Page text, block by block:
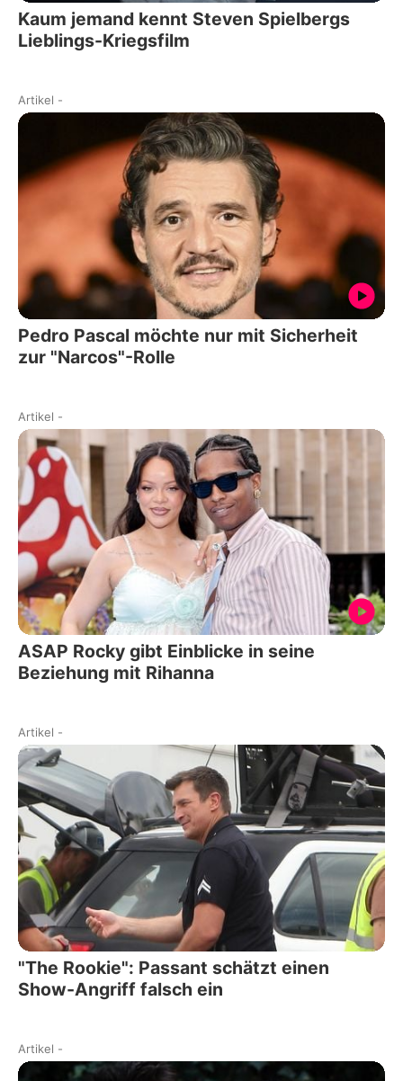
Kaum jemand kennt Steven Spielbergs
Lieblings-Kriegsfilm
Artikel -
Pedro Pascal möchte nur mit Sicherheit
zur "Narcos"-Rolle
Artikel -
ASAP Rocky gibt Einblicke in seine
Beziehung mit Rihanna
Artikel -
"The Rookie": Passant schätzt einen
Show-Angriff falsch ein
Artikel -